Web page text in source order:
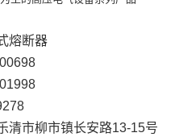
熔断器
清市柳市镇长安路13-15号